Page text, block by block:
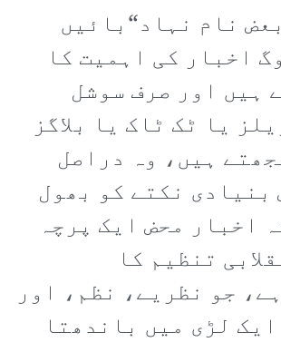
نام نہاد“بائیں
اخبار کی اہمیت کا
ہیں اور صرف سوشل
یا ٹک ٹاک یا بلاگز
ہیں، وہ دراصل
بنیادی نکتے کو بھول
اخبار محض ایک پرچہ
تنظیم کا
جو نظریے، نظم، اور
لڑی میں باندھتا